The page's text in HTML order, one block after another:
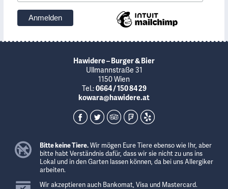
Hawidere – Burger & Bier
Ullmannstraße 31
1150 Wien
Tel.:0664 / 150 84 29
kowara@hawidere.at
Bitte keine Tiere.Wir mögen Eure Tiere ebenso wie Ihr, aber
bitte habt Verständnis dafür, dass wir sie nicht zu uns ins
Lokal und in den Garten lassen können, da bei uns Allergiker
arbeiten.
Wir akzeptieren auch Bankomat, Visa und Mastercard.